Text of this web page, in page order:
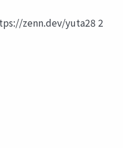
zenn.dev/yuta28 2